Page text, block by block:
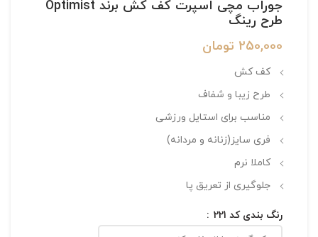
جوراب مچی اسپرت کف کش برند Optimist
طرح رینگ
250,000 تومان
کف کش
طرح زیبا و شفاف
مناسب برای استایل ورزشی
فری سایز(زنانه و مردانه)
کاملا نرم
جلوگیری از تعریق پا
رنگ بندی کد 221